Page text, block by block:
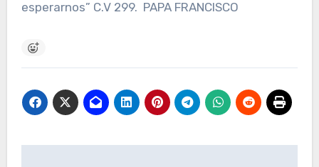
esperarnos” C.V 299. PAPA FRANCISCO